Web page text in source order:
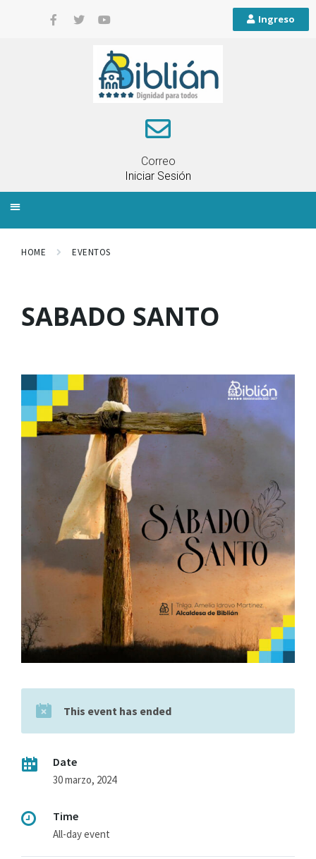
Ingreso
Correo
Iniciar Sesión
HOME EVENTOS
SABADO SANTO
This event has ended
Date
30 marzo, 2024
Time
All-day event